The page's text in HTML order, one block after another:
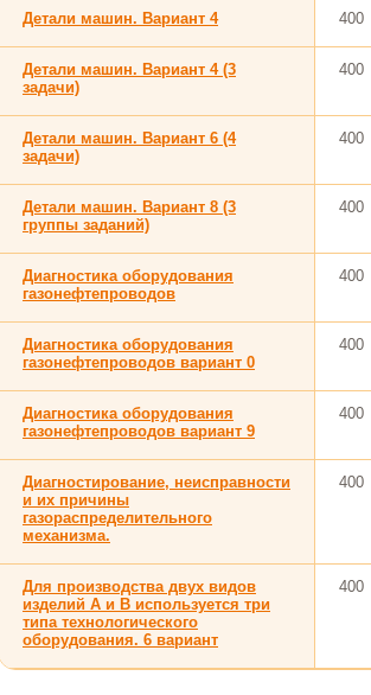
Детали машин. Вариант 4 400
Детали машин. Вариант 4 (3
задачи)
400
Детали машин. Вариант 6 (4
задачи)
400
Детали машин. Вариант 8 (3
группы заданий)
400
Диагностика оборудования
газонефтепроводов
400
Диагностика оборудования
газонефтепроводов вариант 0
400
Диагностика оборудования
газонефтепроводов вариант 9
400
Диагностирование, неисправности
и их причины
газораспределительного
механизма.
400
Для производства двух видов
изделий А и В используется три
типа технологического
оборудования. 6 вариант
400